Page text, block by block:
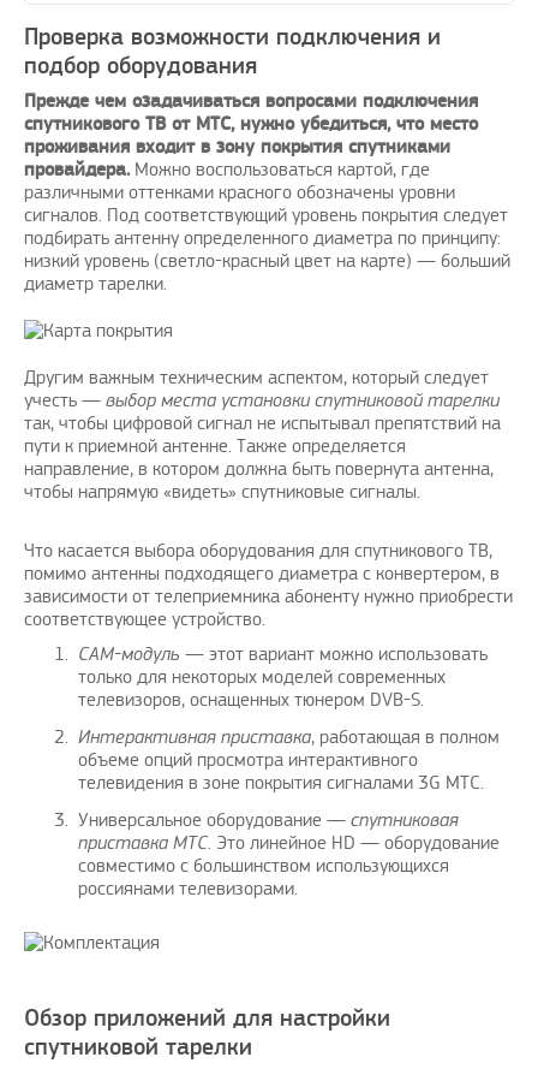
Проверка возможности подключения и
подбор оборудования
Прежде чем озадачиваться вопросами подключения
спутникового ТВ от МТС, нужно убедиться, что место
проживания входит в зону покрытия спутниками
провайдера.Можно воспользоваться картой, где
различными оттенками красного обозначены уровни
сигналов. Под соответствующий уровень покрытия следует
подбирать антенну определенного диаметра по принципу:
низкий уровень (светло-красный цвет на карте) — больший
диаметр тарелки.
Другим важным техническим аспектом, который следует
учесть — выбор места установки спутниковой тарелки
так, чтобы цифровой сигнал не испытывал препятствий на
пути к приемной антенне. Также определяется
направление, в котором должна быть повернута антенна,
чтобы напрямую «видеть» спутниковые сигналы.
Что касается выбора оборудования для спутникового ТВ,
помимо антенны подходящего диаметра с конвертером, в
зависимости от телеприемника абоненту нужно приобрести
соответствующее устройство.
САМ-модуль — этот вариант можно использовать
только для некоторых моделей современных
телевизоров, оснащенных тюнером DVB-S.
Интерактивная приставка, работающая в полном
объеме опций просмотра интерактивного
телевидения в зоне покрытия сигналами 3G МТС.
Универсальное оборудование — спутниковая
приставка МТС. Это линейное HD — оборудование
совместимо с большинством использующихся
россиянами телевизорами.
Обзор приложений для настройки
спутниковой тарелки